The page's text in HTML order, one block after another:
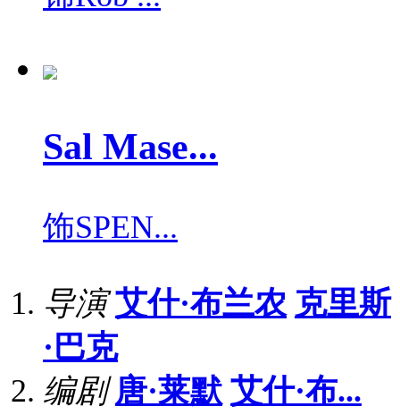
Sal Mase...
饰SPEN...
导演 艾什·布兰农 克里斯
·巴克
编剧 唐·莱默 艾什·布...